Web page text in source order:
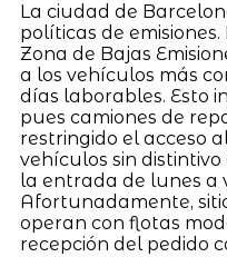
La ciudad de
políticas de
Zona de Bajas
a los vehículos más
días laborables. Esto
pues camiones de
restringido el acceso
vehículos sin
la entrada de lunes a
Afortunadamente,
operan con flotas
recepción del pedido